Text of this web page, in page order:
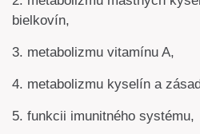
bielkovín,
3. metabolizmu vitamínu A,
4. metabolizmu kyselín a
5. funkcii imunitného systému,